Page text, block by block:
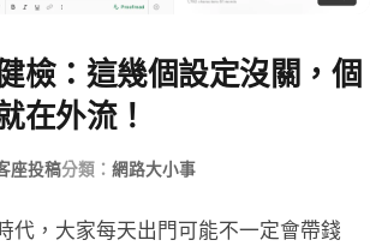
檢：這幾個設定沒關，個
在外流！
座投稿分類： 網路大小事
代，大家每天出門可能不一定會帶錢